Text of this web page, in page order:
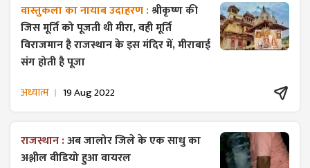
वास्तुकला का नायाब उदाहरण :श्रीकृष्ण की
जिस मूर्ति को पूजती थी मीरा, वही मूर्ति
विराजमान है राजस्थान के इस मंदिर में, मीराबाई
संग होती है पूजा
अध्यात्म 19 Aug 2022
राजस्थान :अब जालोर जिले के एक साधु का
अश्लील वीडियो हुआ वायरल